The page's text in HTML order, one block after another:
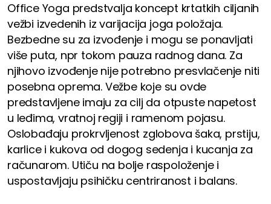
Office Yoga predstvalja koncept krtatkih ciljanih
vežbi izvedenih iz varijacija joga položaja.
Bezbedne su za izvođenje i mogu se ponavljati
više puta, npr tokom pauza radnog dana. Za
njihovo izvođenje nije potrebno presvlačenje niti
posebna oprema. Vežbe koje su ovde
predstavljene imaju za cilj da otpuste napetost
u leđima, vratnoj regiji i ramenom pojasu.
Oslobađaju prokrvljenost zglobova šaka, prstiju,
karlice i kukova od dogog sedenja i kucanja za
računarom. Utiču na bolje raspoloženje i
uspostavljaju psihičku centriranost i balans.